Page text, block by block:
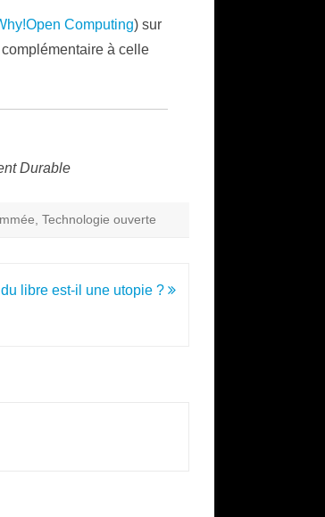
Computing) sur
complémentaire à celle
Durable
,Technologie ouverte
libre est-il une utopie ?